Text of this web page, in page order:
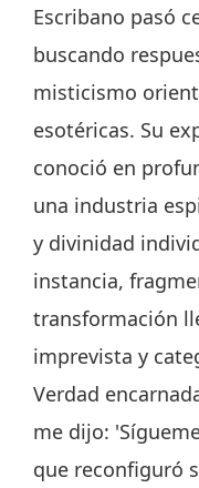
Escribano pasó
buscando
misticismo
esotéricas. Su
conoció en
una industria
y divinidad
instancia,
transformación
imprevista y
Verdad
me dijo:
que reconfiguró